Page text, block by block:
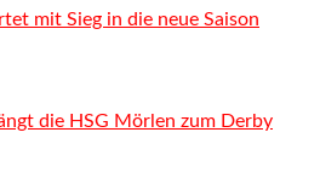
mit Sieg in die neue Saison
die HSG Mörlen zum Derby